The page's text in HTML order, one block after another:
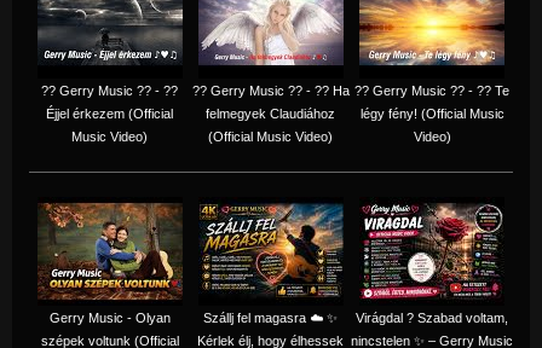
?? Gerry Music ?? - ??
Éjjel érkezem (Official
Music Video)
?? Gerry Music ?? - ?? Ha
felmegyek Claudiához
(Official Music Video)
?? Gerry Music ?? - ?? Te
légy fény! (Official Music
Video)
Gerry Music - Olyan
szépek voltunk (Official
Szállj fel magasra ☁️ ✨
Kérlek élj, hogy élhessek
Virágdal ? Szabad voltam,
nincstelen ✨ – Gerry Music